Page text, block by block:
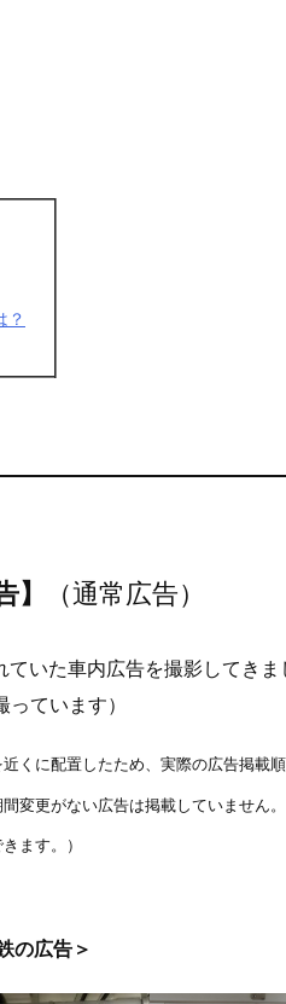
？
】 （通常広告）
いた車内広告を撮影してきま
っています）
くに配置したため、実際の広告掲載
変更がない広告は掲載していません。
ます。）
の広告＞